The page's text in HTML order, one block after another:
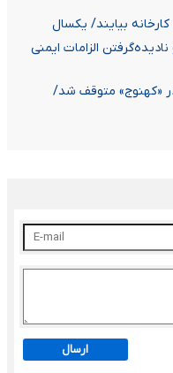
کارخانه بیایند/ یکسال
الزامات ایمنی
«کهنوج» متوقف شد/
ارسال